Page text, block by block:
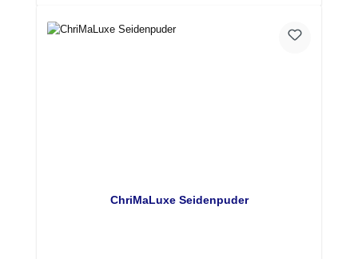
ChriMaLuxe Seidenpuder